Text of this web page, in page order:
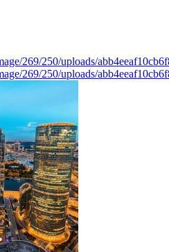
269/250/uploads/
269/250/uploads/